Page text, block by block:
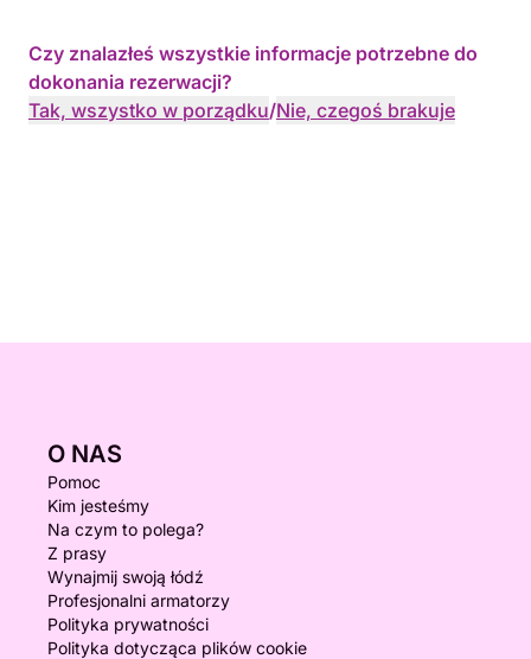
Czy znalazłeś wszystkie informacje potrzebne do
dokonania rezerwacji?
Tak, wszystko w porządku/Nie, czegoś brakuje
O NAS
Pomoc
Kim jesteśmy
Na czym to polega?
Z prasy
Wynajmij swoją łódź
Profesjonalni armatorzy
Polityka prywatności
Polityka dotycząca plików cookie